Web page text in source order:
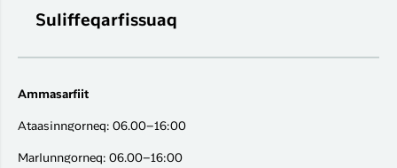
Suliffeqarfissuaq
Ammasarfiit
Ataasinngorneq: 06.00–16:00
Marlunngorneq: 06.00–16:00